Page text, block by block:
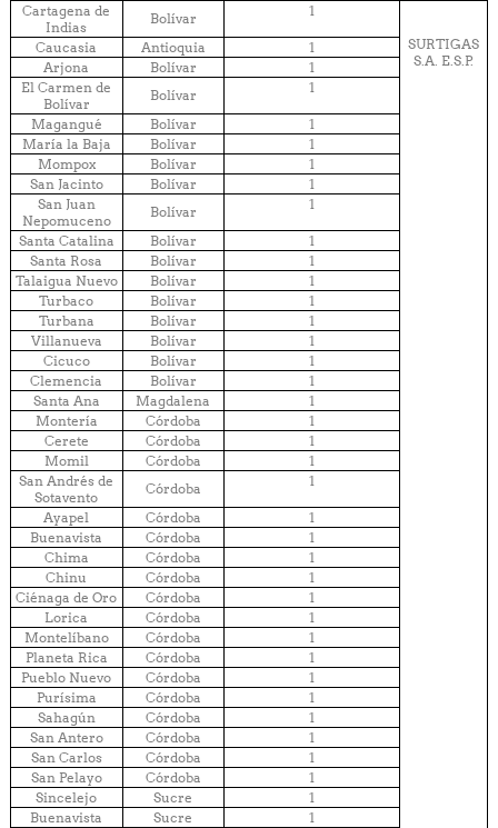
Cartagena de
Indias
Bolívar
1
SURTIGAS
S.A. E.S.P.
Caucasia Antioquia
1
Arjona
Bolívar
1
El Carmen de
Bolívar
Bolívar 1
Magangué Bolívar
1
María la Baja
Bolívar
1
Mompox
Bolívar
1
San Jacinto
Bolívar
1
San Juan
Nepomuceno
Bolívar 1
Santa Catalina Bolívar
1
Santa Rosa
Bolívar
1
Talaigua Nuevo
Bolívar
1
Turbaco
Bolívar
1
Turbana
Bolívar
1
Villanueva
Bolívar
1
Cicuco
Bolívar
1
Clemencia
Bolívar
1
Santa Ana
Magdalena
1
Montería
Córdoba
1
Cerete
Córdoba
1
Momil
Córdoba
1
San Andrés de
Sotavento
Córdoba 1
Ayapel Córdoba
1
Buenavista
Córdoba
1
Chima
Córdoba
1
Chinu
Córdoba
1
Ciénaga de Oro
Córdoba
1
Lorica
Córdoba
1
Montelíbano
Córdoba
1
Planeta Rica
Córdoba
1
Pueblo Nuevo
Córdoba
1
Purísima
Córdoba
1
Sahagún
Córdoba
1
San Antero
Córdoba
1
San Carlos
Córdoba
1
San Pelayo
Córdoba
1
Sincelejo
Sucre
1
Buenavista
Sucre
1